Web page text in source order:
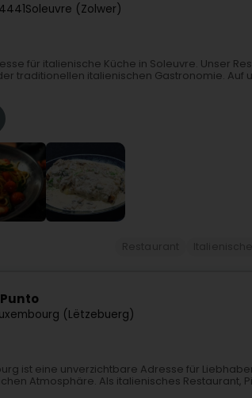
Soleuvre (Zolwer)
für italienische Küche in Soleuvre. Unser
traditionellen italienischen Gastronomie. Auf
(Lëtzebuerg)
ist eine unverzichtbare Adresse für
Atmosphäre. Als italienisches Restaurant,